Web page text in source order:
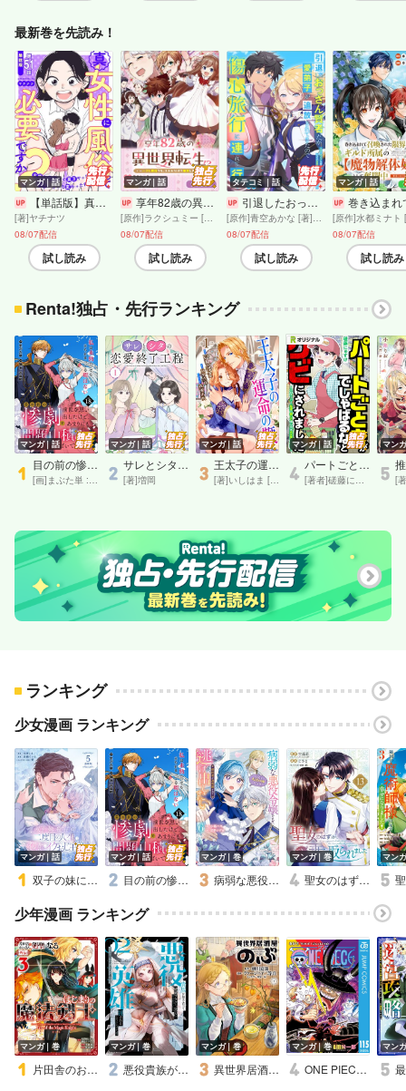
最新巻を先読み！
マンガ｜話
【単話版】真・女性に風俗って必要ですか？〜女性用風俗店の裏方やったら人生いろいろ変わった件〜 第51話
[著]ヤチナツ
08/07配信
試し読み
マンガ｜話
享年82歳の異世界転生！？〜ハズレ属性でも、スキルだけで無双します〜【分冊版】20巻
08/07配信
試し読み
タテコミ｜話
引退したおっさん賢者だが愛弟子が追放されてきたので傷心旅行に連れて行く 〜スローライフな旅のつもりが、なぜか世界最強の師弟になっていた〜＃66【フルカラー】
08/07配信
試し読み
マンガ｜話
巻き込まれて召喚された限界OL、ギルド所属の【魔物解体嬢】として奮闘中 THE
08/07配信
試し読み
Renta!独占・先行ランキング
マンガ｜話
目の前の惨劇で前世を思い出したけど、あまりにも問題山積みでいっぱいいっぱいです。 連載版：18
[画]まぶた単 : 茲助 [原作]猫石
マンガ｜話
サレとシタの恋愛終了工程（話売り） ＃1
[著]増岡
マンガ｜話
王太子の運命の鞭 単話版1
[著]いしはま [原作]秋野真珠 : 成瀬山吹
マンガ｜話
パートごときがでしゃばるなとクビにされました〜このスーパー、私達で回してましたが大丈夫ですか？〜【単話】 11
[著者]磋藤にゅすけ
マン
ランキング
少女漫画 ランキング
マンガ｜話
双子の妹に殺された姉、二度目の人生は初恋のイケおじ王弟にフルベットします！ 連載版
マンガ｜話
目の前の惨劇で前世を思い出したけど、あまりにも問題山積みでいっぱいいっぱいです。 連載版
マンガ｜巻
病弱な悪役令嬢ですが、婚約者が過保護すぎて逃げ出したい（私たち犬猿の仲でしたよね！？）【Renta！限定版】
マンガ｜巻
聖女のはずが、どうやら乗っ取られました【デジタル版限定特典付き】
マン
少年漫画 ランキング
マンガ｜巻
片田舎のおっさん、剣聖になる外伝 はじまりの魔法剣士【デジタル版限定特典付き】
マンガ｜巻
悪役貴族が開き直って破滅フラグを“実力”で叩き折っていたら、いつの間にかヒロイン達から英雄視されるようになった件（コミック）【デジタル版限定特典付き】
マンガ｜巻
異世界居酒屋「のぶ」
マンガ｜巻
ONE PIECE モノクロ版
マン